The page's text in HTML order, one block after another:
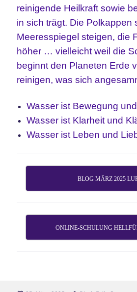
reinigende Heilkraft sowie
in sich trägt. Die Polkappen
Meeresspiegel steigen, die
höher … vielleicht weil die
beginnt den Planeten Erde
reinigen, was sich
Wasser ist Bewegung
Wasser ist Klarheit und
Wasser ist Leben und
BLOG MÄRZ 2025
ONLINE-SCHULUNG